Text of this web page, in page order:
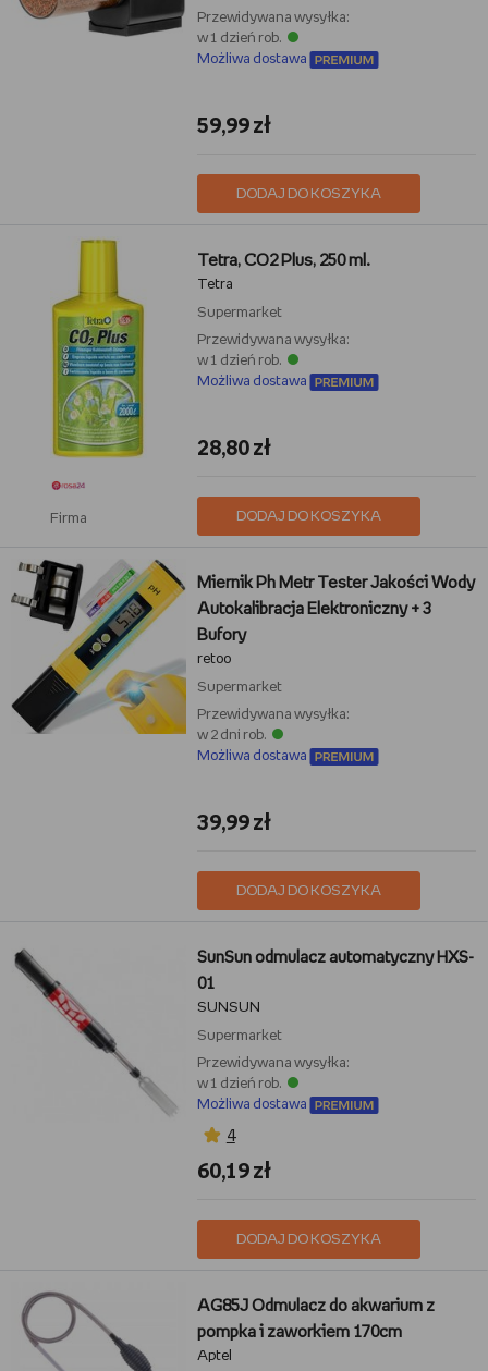
Przewidywana wysyłka:
w 1 dzień rob.
Możliwa dostawa
59,99 zł
DODAJ DO KOSZYKA
Firma
Tetra, CO2 Plus, 250 ml.
Tetra
Supermarket
Przewidywana wysyłka:
w 1 dzień rob.
Możliwa dostawa
28,80 zł
DODAJ DO KOSZYKA
Miernik Ph Metr Tester Jakości Wody
Autokalibracja Elektroniczny + 3
Bufory
retoo
Supermarket
Przewidywana wysyłka:
w 2 dni rob.
Możliwa dostawa
39,99 zł
DODAJ DO KOSZYKA
SunSun odmulacz automatyczny HXS-
01
SUNSUN
Supermarket
Przewidywana wysyłka:
w 1 dzień rob.
Możliwa dostawa
4
60,19 zł
DODAJ DO KOSZYKA
AG85J Odmulacz do akwarium z
pompka i zaworkiem 170cm
Aptel